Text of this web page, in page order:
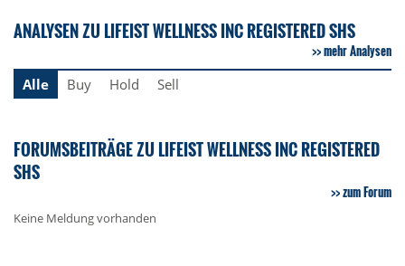
ANALYSEN ZU LIFEIST WELLNESS INC REGISTERED SHS
mehr Analysen
Alle
Buy Hold Sell
FORUMSBEITRÄGE ZU LIFEIST WELLNESS INC REGISTERED
SHS
zum Forum
Keine Meldung vorhanden